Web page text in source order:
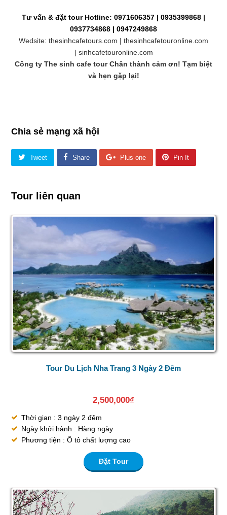
Tư vấn & đặt tourHotline: 0971606357 | 0935399868 |
0937734868 | 0947249868
Wedsite: thesinhcafetours.com | thesinhcafetouronline.com
| sinhcafetouronline.com
Công ty The sinh cafe tourChân thành cảm ơn! Tạm biệt
và hẹn gặp lại!
Chia sẻ mạng xã hội
Tweet Share Plus one Pin It
Tour liên quan
Tour Du Lịch Nha Trang 3 Ngày 2 Đêm
2,500,000₫
Thời gian : 3 ngày 2 đêm
Ngày khởi hành : Hàng ngày
Phương tiện : Ô tô chất lượng cao
Đặt Tour